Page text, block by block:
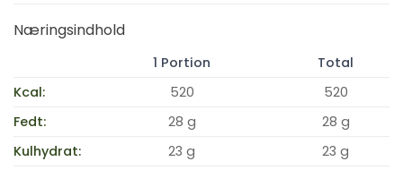
Næringsindhold
1 Portion
Total
Kcal:
520
520
Fedt:
28 g
28 g
Kulhydrat:
23 g 23 g